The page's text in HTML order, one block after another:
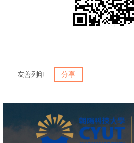
友善列印 分享